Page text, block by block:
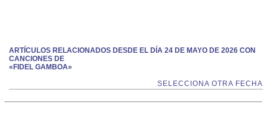
ARTÍCULOS RELACIONADOS DESDE EL DÍA 24 DE MAYO DE 2026 CON
CANCIONES DE
«FIDEL GAMBOA»
SELECCIONA OTRA FECHA